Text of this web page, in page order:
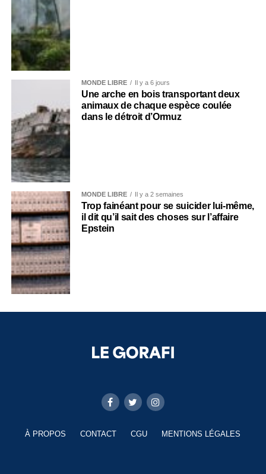
MONDE LIBRE Il y a 6 jours
Une arche en bois transportant deux
animaux de chaque espèce coulée
dans le détroit d’Ormuz
MONDE LIBRE Il y a 2 semaines
Trop fainéant pour se suicider lui-même,
il dit qu’il sait des choses sur l’affaire
Epstein
À PROPOS CONTACT CGU MENTIONS LÉGALES